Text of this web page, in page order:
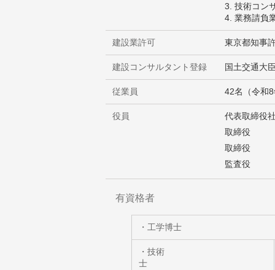
技術コン
業務請負
建設業許可 東京都知事
建設コンサルタント登録 国土交通大
従業員 42名（令和
役員
代表取締役
取締役
取締役
監査役
有資格者
・工学博士
・技術
士